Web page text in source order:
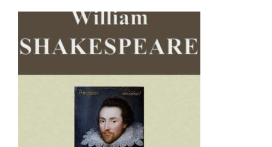
AJOUTER AU PANIER / DÉTAILS